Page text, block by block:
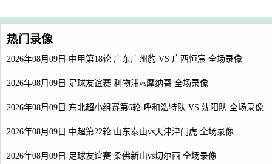
热门录像
2026年08月09日 中甲第18轮 广东广州豹 VS 广西恒宸 全场录像
2026年08月09日 足球友谊赛 利物浦vs摩纳哥 全场录像
2026年08月09日 东北超小组赛第6轮 呼和浩特队 VS 沈阳队 全场录像
2026年08月09日 中超第22轮 山东泰山vs天津津门虎 全场录像
2026年08月09日 足球友谊赛 柔佛新山vs切尔西 全场录像